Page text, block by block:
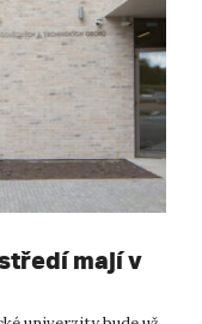
mají v